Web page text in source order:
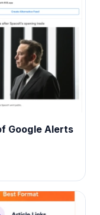
Google Alerts